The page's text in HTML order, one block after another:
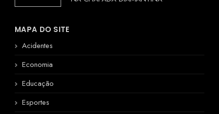
MAPA DO SITE
Acidentes
Economia
Educação
Esportes